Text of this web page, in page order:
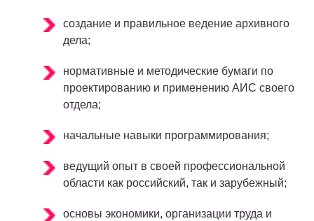
создание и правильное ведение архивного
дела;
нормативные и методические бумаги по
проектированию и применению АИС своего
отдела;
начальные навыки программирования;
ведущий опыт в своей профессиональной
области как российский, так и зарубежный;
основы экономики, организации труда и